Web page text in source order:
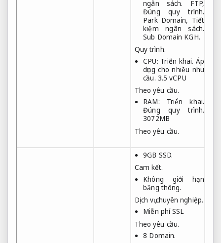
ngân sách. FTP,
Đúng quy trình.
Park Domain, Tiết
kiệm ngân sách.
Sub Domain KGH.
Quy trình.
CPU: Triển khai. Áp
dụng cho nhiều nhu
cầu. 3.5 vCPU
Theo yêu cầu.
RAM: Triển khai.
Đúng quy trình.
3072MB
Theo yêu cầu.
9GB SSD.
Cam kết.
Không giới hạn
băng thông.
Dịch vụ chuyên nghiệp.
Miễn phí SSL
Theo yêu cầu.
8 Domain.